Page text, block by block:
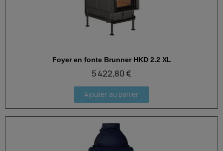
Aperçu rapide
Foyer en fonte Brunner HKD 2.2 XL
5 422,80 €
Ajouter au panier